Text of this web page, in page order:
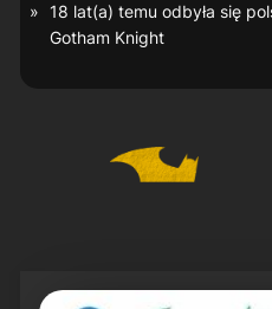
18 lat(a) temu odbyła się
Gotham Knight